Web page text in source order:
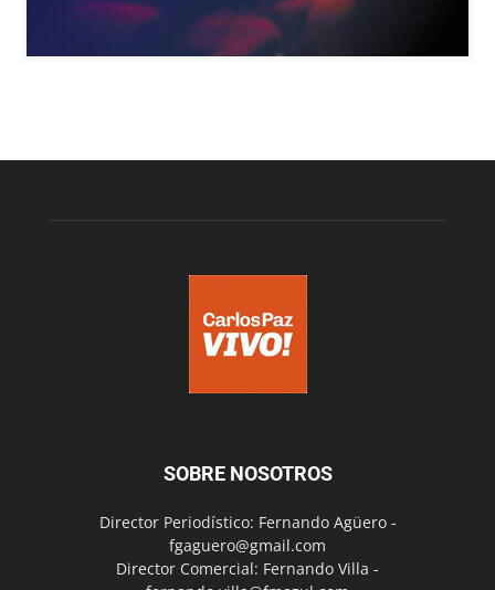
SOBRE NOSOTROS
Director Periodístico: Fernando Agüero -
fgaguero@gmail.com
Director Comercial: Fernando Villa -